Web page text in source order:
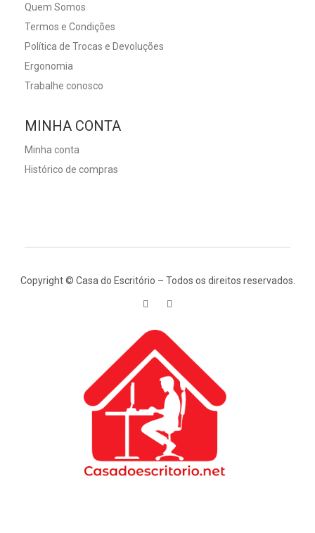
Quem Somos
Termos e Condições
Política de Trocas e Devoluções
Ergonomia
Trabalhe conosco
MINHA CONTA
Minha conta
Histórico de compras
Copyright © Casa do Escritório – Todos os direitos reservados.